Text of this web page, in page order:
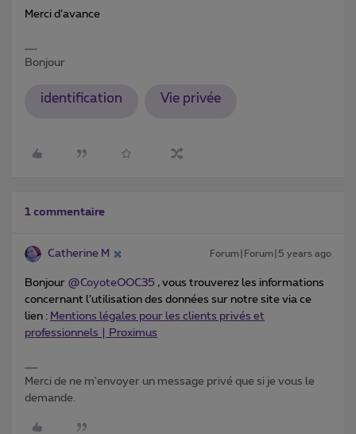
Merci d’avance
Bonjour
identification Vie privée
1 commentaire
Catherine M Forum|Forum|5 years ago
Bonjour @CoyoteOOC35 , vous trouverez les informations
concernant l’utilisation des données sur notre site via ce
lien : Mentions légales pour les clients privés et
professionnels | Proximus
Merci de ne m'envoyer un message privé que si je vous le
demande.